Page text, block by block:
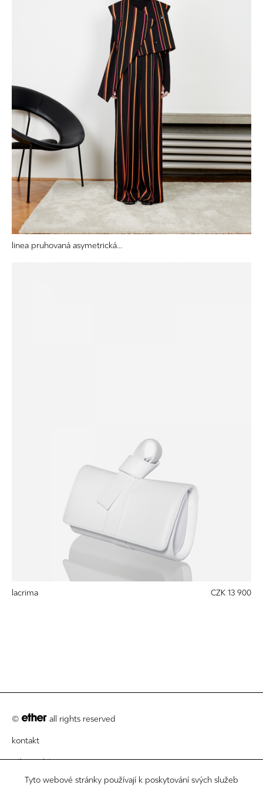
linea pruhovaná asymetrická...
lacrima CZK 13 900
© all rights reserved
kontakt
zákaznický servis
Tyto webové stránky používají k poskytování svých služeb